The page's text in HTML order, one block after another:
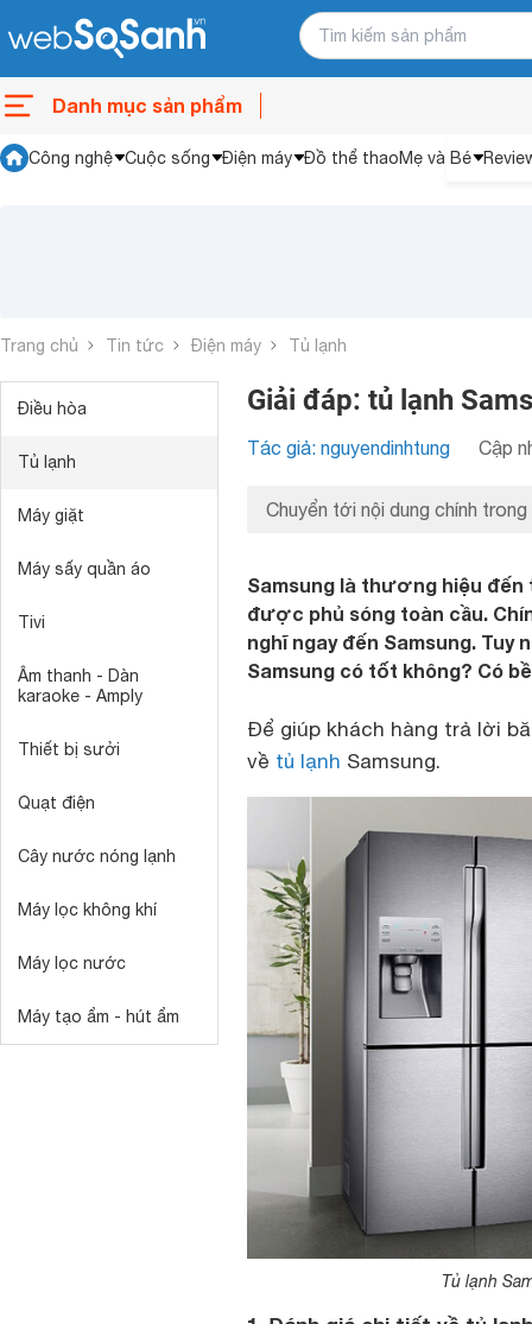
Danh mục sản phẩm
Công nghệ Cuộc sống Điện máy Đồ thể thaoMẹ và Bé
Trang chủ Tin tức Điện máy Tủ lạnh
Điều hòa
Tủ lạnh
Máy giặt
Máy sấy quần áo
Tivi
Âm thanh - Dàn
karaoke - Amply
Thiết bị sưởi
Quạt điện
Cây nước nóng lạnh
Máy lọc không khí
Máy lọc nước
Máy tạo ẩm - hút ẩm
Giải đáp: tủ lạnh
Tác giả: nguyendinhtung Cập
Chuyển tới nội dung chính trong
Samsung là thương hiệu
được phủ sóng toàn cầu.
nghĩ ngay đến Samsung. Tuy
Samsung có tốt không? Có
Để giúp khách hàng trả lời
về tủ lạnh Samsung.
Tủ lạnh